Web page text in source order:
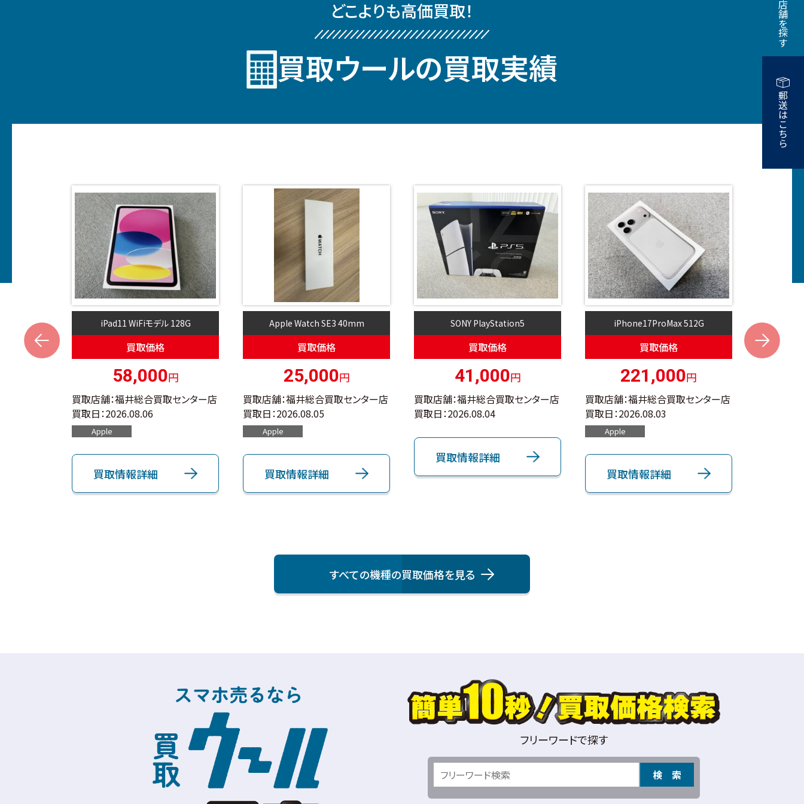
郵送はこちら
どこよりも⾼価買取！
買取ウールの買取実績
iPad11 WiFiモデル 128G
買取価格
58,000円
買取店舗：福井総合買取センター店
買取日：2026.08.06
Apple
買取情報詳細
Apple Watch SE3 40mm
買取価格
25,000円
買取店舗：福井総合買取センター店
買取日：2026.08.05
Apple
買取情報詳細
SONY PlayStation5
買取価格
41,000円
買取店舗：福井総合買取センター店
買取日：2026.08.04
買取情報詳細
iPhone17ProMax 512G
買取価格
221,000円
買取店舗：福井総合買取センター店
買取日：2026.08.03
Apple
買取情報詳細
すべての機種の買取価格を⾒る
フリーワードで探す
検 索